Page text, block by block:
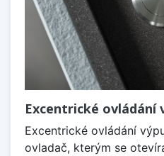
Excentrické ovládání
Excentrické ovládání
ovladač, kterým se